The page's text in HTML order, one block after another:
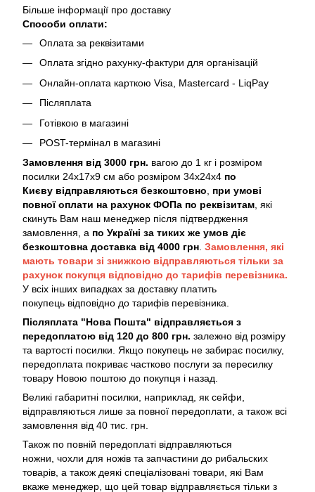
Більше інформації про доставку
Способи оплати:
Оплата за реквізитами
Оплата згідно рахунку-фактури для організацій
Онлайн-оплата карткою Visa, Mastercard - LiqPay
Післяплата
Готівкою в магазині
POST-термінал в магазині
Замовлення від 3000 грн. вагою до 1 кг і розміром
посилки 24х17х9 см або розміром 34х24х4 по
Києву відправляються безкоштовно, при умові
повної оплати на рахунок ФОПа по реквізитам, які
скинуть Вам наш менеджер після підтвердження
замовлення, а по Україні за тиких же умов діє
безкоштовна доставка від 4000 грн. Замовлення, які
мають товари зі знижкою відправляються тільки за
рахунок покупця відповідно до тарифів перевізника.
У всіх інших випадках за доставку платить
покупець відповідно до тарифів перевізника.
Післяплата "Нова Пошта" відправляється з
передоплатою від 120 до 800 грн. залежно від розміру
та вартості посилки. Якщо покупець не забирає посилку,
передоплата покриває частково послуги за пересилку
товару Новою поштою до покупця і назад.
Великі габаритні посилки, наприклад, як сейфи,
відправляються лише за повної передоплати, а також всі
замовлення від 40 тис. грн.
Також по повній передоплаті відправляються
ножни, чохли для ножів та запчастини до рибальских
товарів, а також деякі спеціалізовані товари, які Вам
вкаже менеджер, що цей товар відправляється тільки з